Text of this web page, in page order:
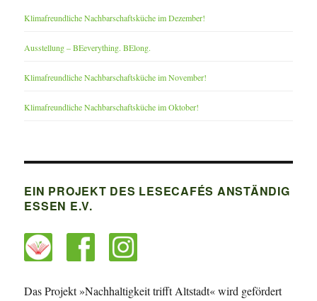
Klimafreundliche Nachbarschaftsküche im Dezember!
Ausstellung – BEeverything. BElong.
Klimafreundliche Nachbarschaftsküche im November!
Klimafreundliche Nachbarschaftsküche im Oktober!
EIN PROJEKT DES LESECAFÉS ANSTÄNDIG
ESSEN E.V.
Das Projekt »Nachhaltigkeit trifft Altstadt« wird gefördert